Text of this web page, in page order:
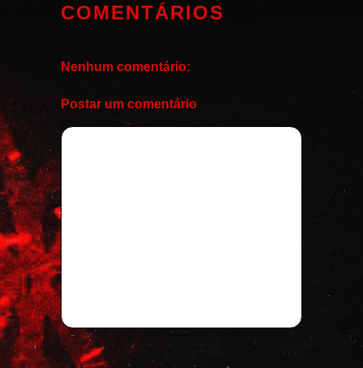
COMENTÁRIOS
Nenhum comentário:
Postar um comentário